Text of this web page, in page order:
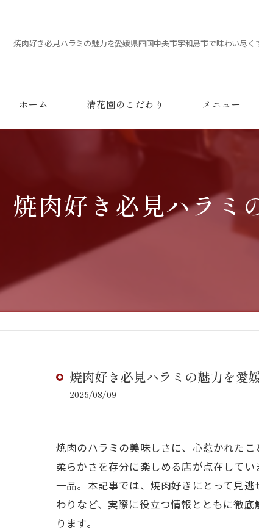
焼肉好き必見ハラミの魅力を愛媛県四国中央市宇和島市で味わい尽く
ホーム 清花園のこだわり メニュー
焼肉好き必見ハラミ
焼肉好き必見ハラミの魅力を愛
2025/08/09
焼肉のハラミの美味しさに、心惹かれた
柔らかさを存分に楽しめる店が点在して
一品。本記事では、焼肉好きにとって見
わりなど、実際に役立つ情報とともに徹
ります。